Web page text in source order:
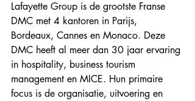
Lafayette Group is de grootste Franse
DMC met 4 kantoren in Parijs,
Bordeaux, Cannes en Monaco. Deze
DMC heeft al meer dan 30 jaar ervaring
in hospitality, business tourism
management en MICE. Hun primaire
focus is de organisatie, uitvoering en